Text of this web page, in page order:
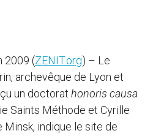
2009 (ZENIT.org) – Le
archevêque de Lyon et
un doctorat honoris causa
Saints Méthode et Cyrille
Minsk, indique le site de